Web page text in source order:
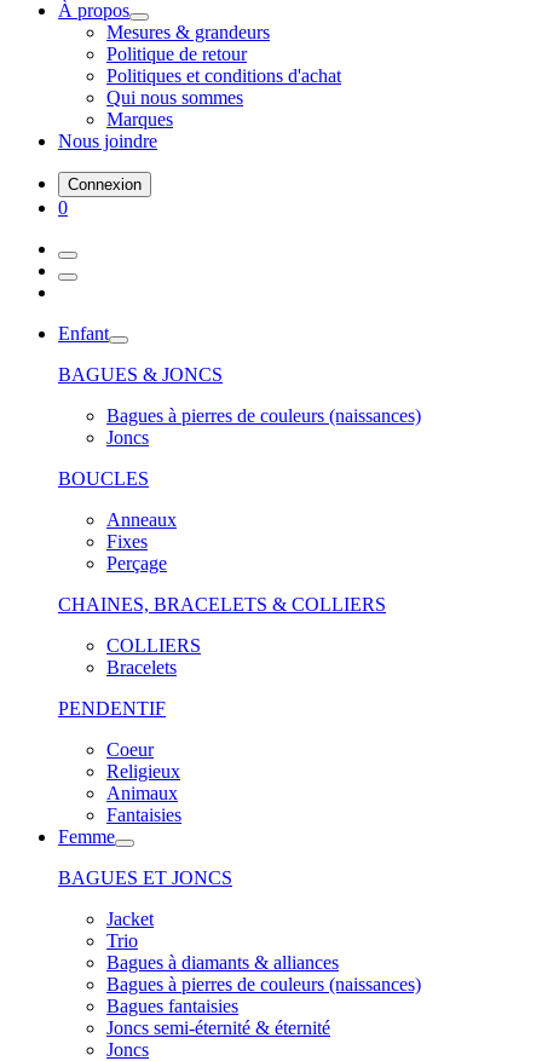
À propos
Mesures & grandeurs
Politique de retour
Politiques et conditions d'achat
Qui nous sommes
Marques
Nous joindre
Connexion
0
Enfant
BAGUES & JONCS
Bagues à pierres de couleurs (naissances)
Joncs
BOUCLES
Anneaux
Fixes
Perçage
CHAINES, BRACELETS & COLLIERS
COLLIERS
Bracelets
PENDENTIF
Coeur
Religieux
Animaux
Fantaisies
Femme
BAGUES ET JONCS
Jacket
Trio
Bagues à diamants & alliances
Bagues à pierres de couleurs (naissances)
Bagues fantaisies
Joncs semi-éternité & éternité
Joncs